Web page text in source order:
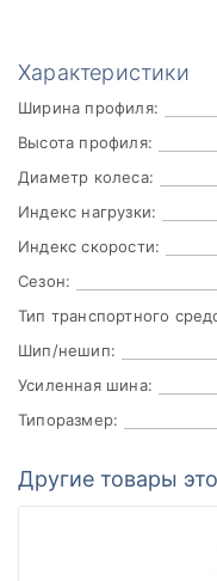
Характеристики
Ширина профиля:
Высота профиля:
Диаметр колеса:
Индекс нагрузки:
Индекс скорости:
Сезон:
Тип транспортного
Шип/нешип:
Усиленная шина:
Типоразмер:
Другие товары